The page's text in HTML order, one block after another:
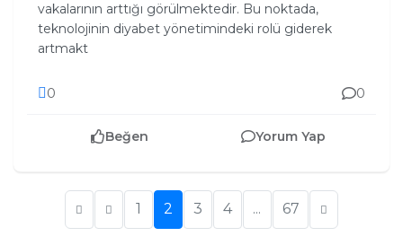
vakalarının arttığı görülmektedir. Bu noktada,
teknolojinin diyabet yönetimindeki rolü giderek
artmakt
0 0
Beğen Yorum Yap
1 2 3 4 ... 67